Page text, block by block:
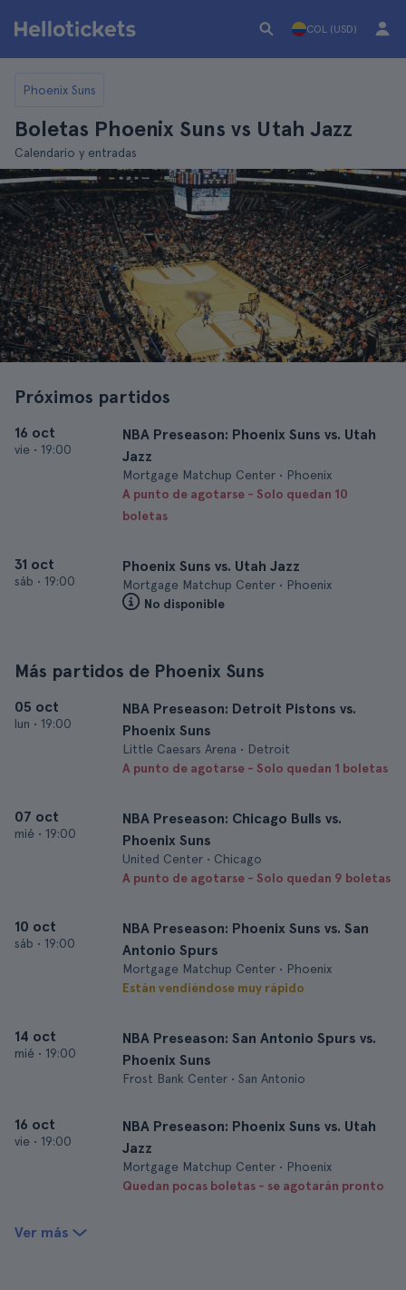
COL (USD)
Phoenix Suns
Boletas Phoenix Suns vs Utah Jazz
Calendario y entradas
Próximos partidos
16 oct
vie • 19:00
NBA Preseason: Phoenix Suns vs. Utah
Jazz
Mortgage Matchup Center • Phoenix
A punto de agotarse - Solo quedan 10
boletas
31 oct
sáb • 19:00
Phoenix Suns vs. Utah Jazz
Mortgage Matchup Center • Phoenix
No disponible
Más partidos de Phoenix Suns
05 oct
lun • 19:00
NBA Preseason: Detroit Pistons vs.
Phoenix Suns
Little Caesars Arena • Detroit
A punto de agotarse - Solo quedan 1 boletas
07 oct
mié • 19:00
NBA Preseason: Chicago Bulls vs.
Phoenix Suns
United Center • Chicago
A punto de agotarse - Solo quedan 9 boletas
10 oct
sáb • 19:00
NBA Preseason: Phoenix Suns vs. San
Antonio Spurs
Mortgage Matchup Center • Phoenix
Están vendiéndose muy rápido
14 oct
mié • 19:00
NBA Preseason: San Antonio Spurs vs.
Phoenix Suns
Frost Bank Center • San Antonio
16 oct
vie • 19:00
NBA Preseason: Phoenix Suns vs. Utah
Jazz
Mortgage Matchup Center • Phoenix
Quedan pocas boletas - se agotarán pronto
Ver más